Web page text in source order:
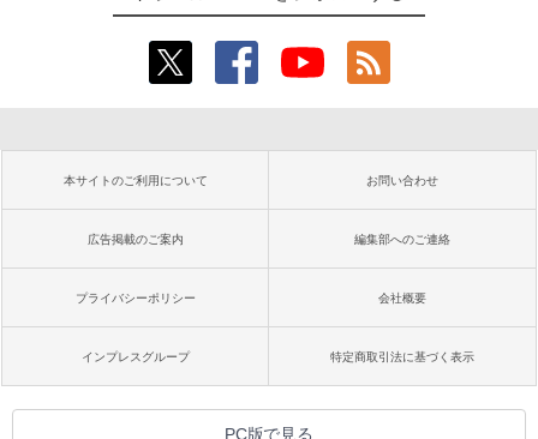
本サイトのご利用について お問い合わせ
広告掲載のご案内 編集部へのご連絡
プライバシーポリシー 会社概要
インプレスグループ 特定商取引法に基づく表示
PC版で見る